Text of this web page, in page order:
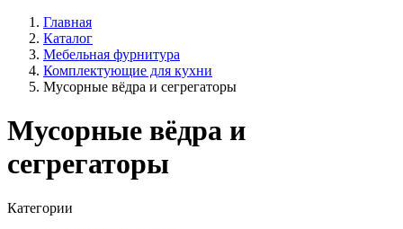
Главная
Каталог
Мебельная фурнитура
Комплектующие для кухни
Мусорные вёдра и сегрегаторы
Мусорные вёдра и
сегрегаторы
Категории